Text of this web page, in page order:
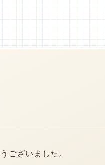
ございました。